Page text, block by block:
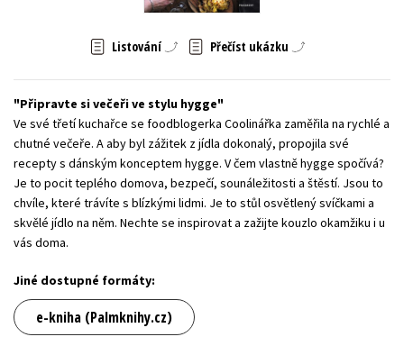
Listování Přečíst ukázku
Připravte si večeři ve stylu hygge
Ve své třetí kuchařce se foodblogerka Coolinářka zaměřila na rychlé a
chutné večeře. A aby byl zážitek z jídla dokonalý, propojila své
recepty s dánským konceptem hygge. V čem vlastně hygge spočívá?
Je to pocit teplého domova, bezpečí, sounáležitosti a štěstí. Jsou to
chvíle, které trávíte s blízkými lidmi. Je to stůl osvětlený svíčkami a
skvělé jídlo na něm. Nechte se inspirovat a zažijte kouzlo okamžiku i u
vás doma.
Jiné dostupné formáty:
e-kniha (Palmknihy.cz)